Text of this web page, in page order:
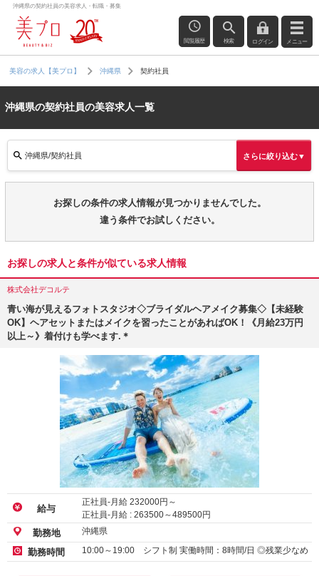
沖縄県の契約社員の美容求人・転職・募集
閲覧履歴 検索 ログイン メニュー
美容の求人【美プロ】 沖縄県 契約社員
沖縄県の契約社員の美容求人一覧
沖縄県/契約社員 さらに絞り込む▼
お探しの条件の求人情報が見つかりませんでした。
違う条件でお試しください。
お探しの求人と条件が似ている求人情報
株式会社デコルテ
青い海が見えるフォトスタジオ◇ブライダルヘアメイク募集◇【未経験
OK】ヘアセットまたはメイクを習ったことがあればOK！《月給23万円
以上～》着付けも学べます.＊
給与
正社員-月給 232000円～
正社員-月給 : 263500～489500円
勤務地 沖縄県
勤務時間 10:00～19:00 シフト制 実働時間：8時間/日 ◎残業少なめ